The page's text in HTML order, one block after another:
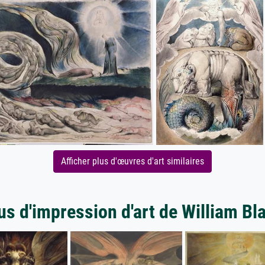
Afficher plus d'œuvres d'art similaires
d'impression d'art de William